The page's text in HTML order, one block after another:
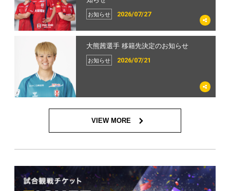
2026/07/27
お知らせ
2026/07/21
お知らせ
大熊茜選手 移籍先決定のお知らせ
2026/07/09
お知らせ
2026/27シーズン トップチーム新体制お
よびキャプテン副キャプテン決定のお...
出演情報
2/4(水)放送 成宮唯 選手「Kiss FM シャ
カリキ」生出演
試合
MDP | SOMPO WEリーグ第20節 I神戸
vs AC長野
2026/02/09
イベント
【フォトレポート】12/1(月) 宮本ともみ
監督 一日伊賀警察署長に就任
チケット
3/14(土)クラシエカップ EL埼玉戦 チケ
ット販売のお知らせ
2026/04/04
グッズ
成宮 唯 選手 WEリーグ通算100試合出
場 メモリアルグッズ受注販売のお知ら
せ
サポーターズクラブ
【プレミアムゾーン】一部エリア変更
のお知らせ
アカデミー
【INAC神戸テゾーロ】JFA U-15女子サ
ッカーリーグ2026関西第4節 試合結果
ホームタウン
「INAC神戸サッカー教室」を行いまし
た
スクール
4月23日(木)六甲アイランド校中止のお
知らせ
VIEW MORE